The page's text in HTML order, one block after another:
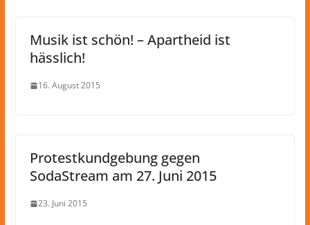
Musik ist schön! – Apartheid ist
hässlich!
16. August 2015
Protestkundgebung gegen
SodaStream am 27. Juni 2015
23. Juni 2015